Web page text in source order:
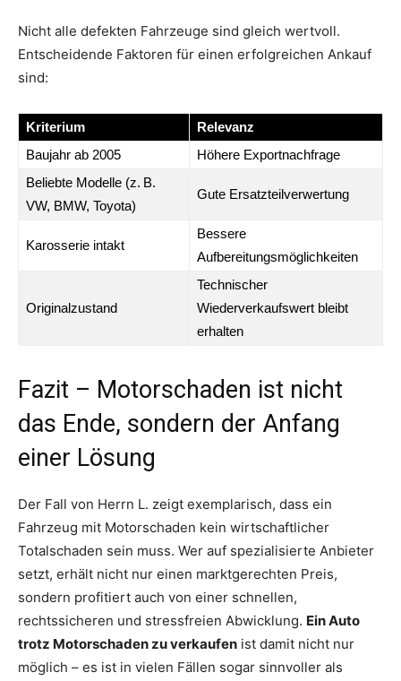
Nicht alle defekten Fahrzeuge sind gleich wertvoll.
Entscheidende Faktoren für einen erfolgreichen Ankauf
sind:
Kriterium
Relevanz
Baujahr ab 2005
Höhere Exportnachfrage
Beliebte Modelle (z. B.
VW, BMW, Toyota)
Gute Ersatzteilverwertung
Karosserie intakt
Bessere
Aufbereitungsmöglichkeiten
Originalzustand
Technischer
Wiederverkaufswert bleibt
erhalten
Fazit – Motorschaden ist nicht
das Ende, sondern der Anfang
einer Lösung
Der Fall von Herrn L. zeigt exemplarisch, dass ein
Fahrzeug mit Motorschaden kein wirtschaftlicher
Totalschaden sein muss. Wer auf spezialisierte Anbieter
setzt, erhält nicht nur einen marktgerechten Preis,
sondern profitiert auch von einer schnellen,
rechtssicheren und stressfreien Abwicklung. Ein Auto
trotz Motorschaden zu verkaufen ist damit nicht nur
möglich – es ist in vielen Fällen sogar sinnvoller als